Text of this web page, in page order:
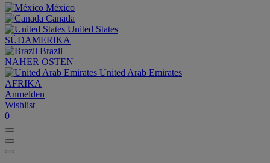
México
Canada
United States
SÜDAMERIKA
Brazil
NAHER OSTEN
United Arab Emirates
AFRIKA
Anmelden
Wishlist
0